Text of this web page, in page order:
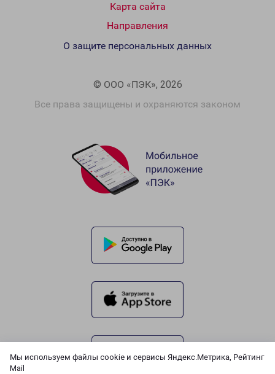
Мы используем файлы cookie и сервисы Яндекс.Метрика, Рейтинг
Mail
Карта сайта
Направления
© ООО «ПЭК», 2026
Все права защищены и охраняются законом
О защите персональных данных